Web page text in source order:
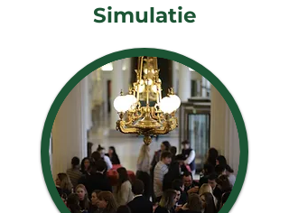
Simulatie